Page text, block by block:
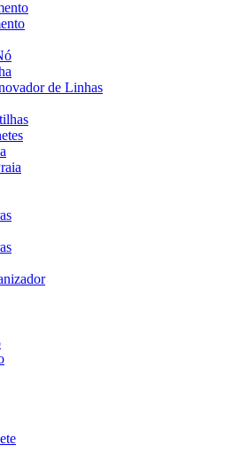
de Linhas